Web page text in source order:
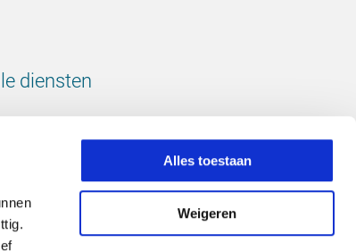
Alles toestaan
Weigeren
diensten
ons